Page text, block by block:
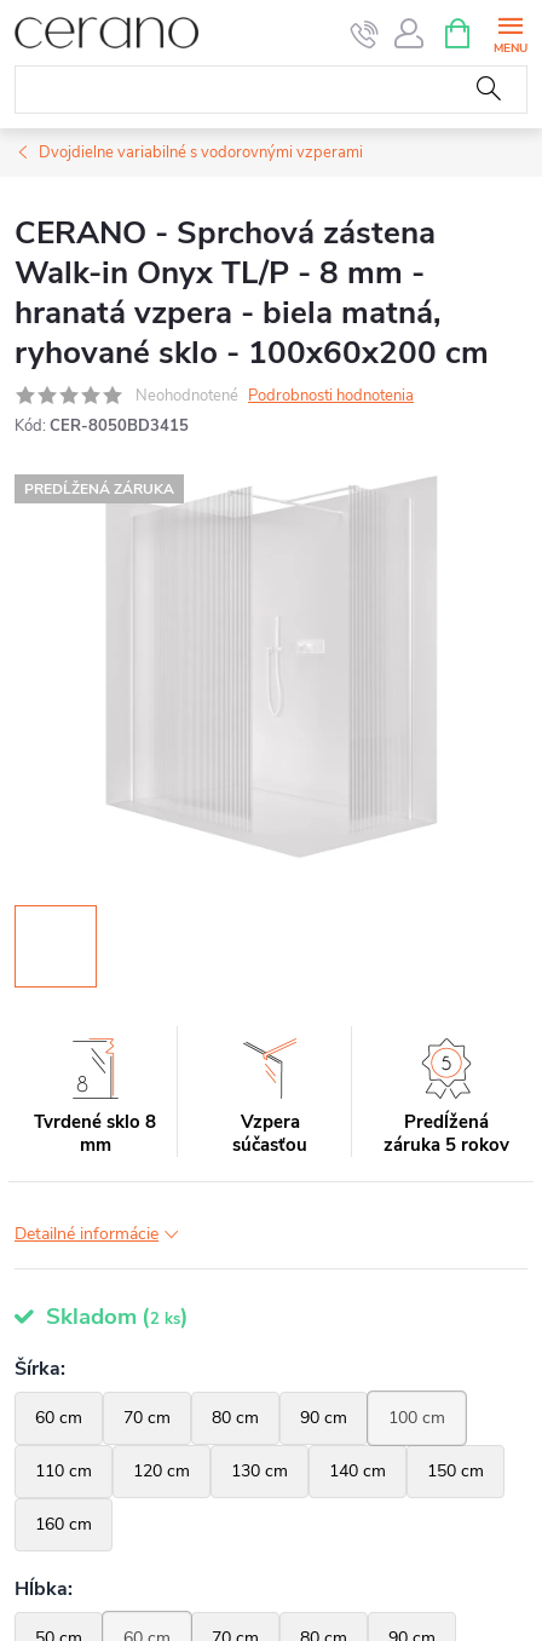
Prejsť
na
obsah
KOŠÍK
Dvojdielne variabilné s vodorovnými vzperami
CERANO - Sprchová zástena
Walk-in Onyx TL/P - 8 mm -
hranatá vzpera - biela matná,
ryhované sklo - 100x60x200 cm
Neohodnotené Podrobnosti hodnotenia
Kód: CER-8050BD3415
PREDĹŽENÁ ZÁRUKA
Tvrdené sklo 8
mm
Vzpera
súčasťou
Predĺžená
záruka 5 rokov
Detailné informácie
Skladom (2 ks)